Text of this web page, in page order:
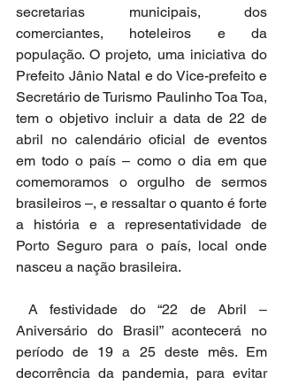
secretarias municipais, dos
comerciantes, hoteleiros e da
população. O projeto, uma iniciativa do
Prefeito Jânio Natal e do Vice-prefeito e
Secretário de Turismo Paulinho Toa Toa,
tem o objetivo incluir a data de 22 de
abril no calendário oficial de eventos
em todo o país – como o dia em que
comemoramos o orgulho de sermos
brasileiros –, e ressaltar o quanto é forte
a história e a representatividade de
Porto Seguro para o país, local onde
nasceu a nação brasileira.
Aniversário do Brasil” acontecerá no
período de 19 a 25 deste mês. Em
decorrência da pandemia, para evitar